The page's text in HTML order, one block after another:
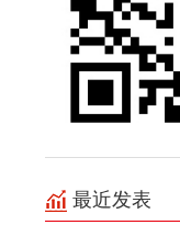
最近发表